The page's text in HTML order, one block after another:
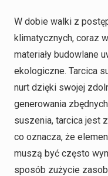
W dobie walki z
klimatycznych, coraz
materiały budowlane
ekologiczne. Tarcica
nurt dzięki swojej
generowania
suszenia, tarcica jest
co oznacza, że
muszą być często
sposób zużycie